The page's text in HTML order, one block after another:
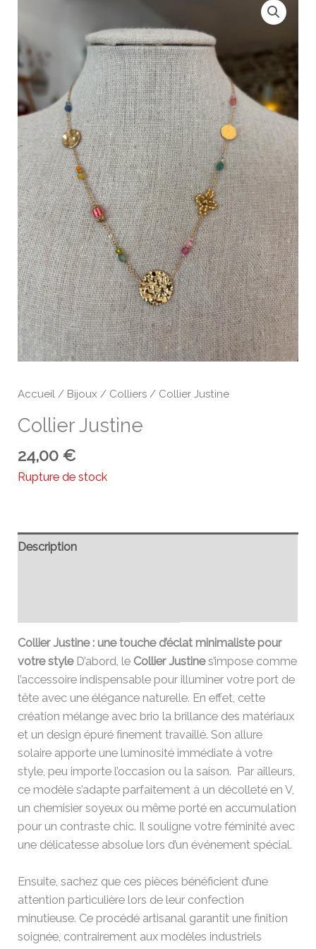
Accueil / Bijoux / Colliers / Collier Justine
Collier Justine
24,00€
Rupture de stock
Description
Collier Justine : une touche d’éclat minimaliste pour
votre styleD’abord, le Collier Justines’impose comme
l’accessoire indispensable pour illuminer votre port de
tête avec une élégance naturelle. En effet, cette
création mélange avec brio la brillance des matériaux
et un design épuré finement travaillé. Son allure
solaire apporte une luminosité immédiate à votre
style, peu importe l’occasion ou la saison. Par ailleurs,
ce modèle s’adapte parfaitement à un décolleté en V,
un chemisier soyeux ou même porté en accumulation
pour un contraste chic. Il souligne votre féminité avec
une délicatesse absolue lors d’un événement spécial.
Ensuite, sachez que ces pièces bénéficient d’une
attention particulière lors de leur confection
minutieuse. Ce procédé artisanal garantit une finition
soignée, contrairement aux modèles industriels